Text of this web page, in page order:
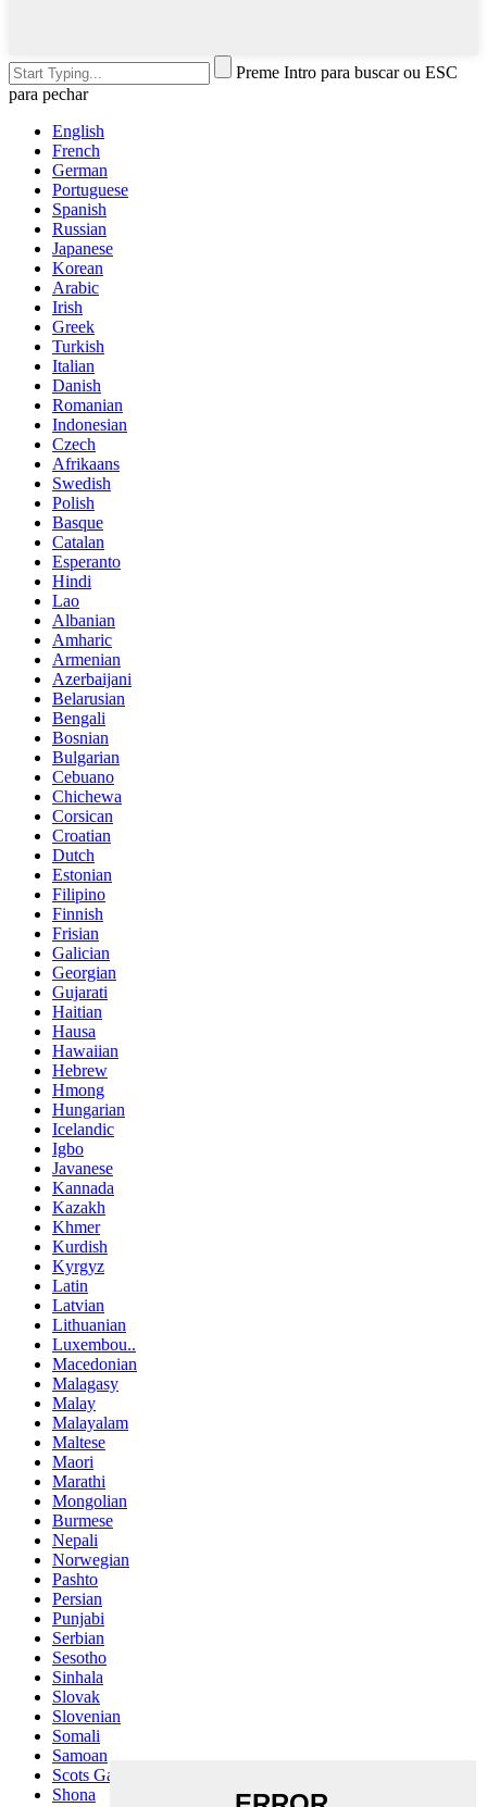
Preme Intro para buscar ou ESC
para pechar
English
French
German
Portuguese
Spanish
Russian
Japanese
Korean
Arabic
Irish
Greek
Turkish
Italian
Danish
Romanian
Indonesian
Czech
Afrikaans
Swedish
Polish
Basque
Catalan
Esperanto
Hindi
Lao
Albanian
Amharic
Armenian
Azerbaijani
Belarusian
Bengali
Bosnian
Bulgarian
Cebuano
Chichewa
Corsican
Croatian
Dutch
Estonian
Filipino
Finnish
Frisian
Galician
Georgian
Gujarati
Haitian
Hausa
Hawaiian
Hebrew
Hmong
Hungarian
Icelandic
Igbo
Javanese
Kannada
Kazakh
Khmer
Kurdish
Kyrgyz
Latin
Latvian
Lithuanian
Luxembou..
Macedonian
Malagasy
Malay
Malayalam
Maltese
Maori
Marathi
Mongolian
Burmese
Nepali
Norwegian
Pashto
Persian
Punjabi
Serbian
Sesotho
Sinhala
Slovak
Slovenian
Somali
Samoan
Scots Gaelic
Shona